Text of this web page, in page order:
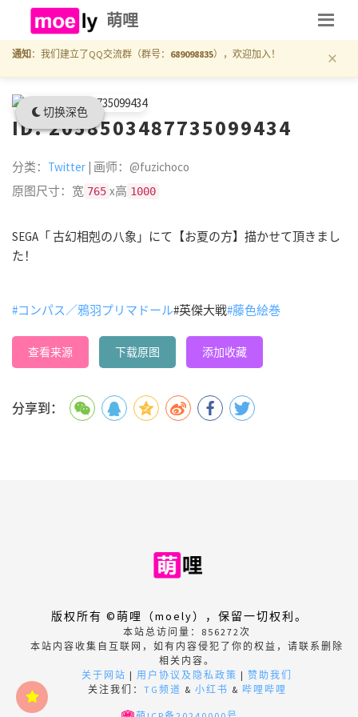
切换深色
萌哩
通知 ：我们建立了QQ交流群（群号： 689098835），欢迎加入！ ×
ID: 2058503487735099434
分类： Twitter | 画师：@fuzichoco
原图尺寸：宽 765 x高 1000
SEGA「 古幻相剋の八象」にて【お夏の方】描かせて頂きまし
た！
#コンパス／鴉羽プリマドール#英傑大戦#藤色絵巻
查看来源 下载原图 添加收藏
分享到：
版权所有 ©萌哩（moely），保留一切权利。
本站总访问量： 856272次
本站内容收集自互联网，如有内容侵犯了你的权益，请联系删除
相关内容。
关于网站 | 用户协议及隐私政策 | 赞助我们
关注我们： TG频道 & 小红书 & 哔哩哔哩